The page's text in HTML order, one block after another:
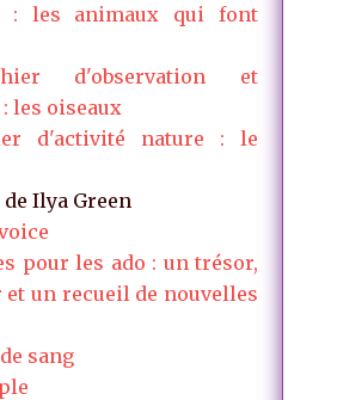
: les animaux qui font
d'observation et
les oiseaux
d'activité nature : le
de Ilya Green
pour les ado : un trésor,
un recueil de nouvelles
sang